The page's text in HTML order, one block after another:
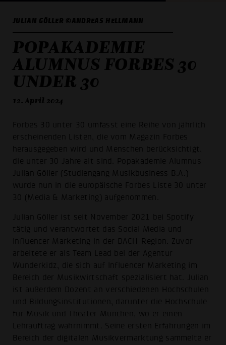
JULIAN GÖLLER ©ANDREAS HELLMANN
POPAKADEMIE
ALUMNUS FORBES 30
UNDER 30
12. April 2024
Forbes 30 unter 30 umfasst eine Reihe von jährlich
erscheinenden Listen, die vom Magazin Forbes
herausgegeben wird und Menschen berücksichtigt,
die unter 30 Jahre alt sind. Popakademie Alumnus
Julian Göller (Studiengang Musikbusiness B.A.)
wurde nun in die europäische Forbes Liste 30 unter
30 (Media & Marketing) aufgenommen.
Julian Göller ist seit November 2021 bei Spotify
tätig und verantwortet das Social Media und
Influencer Marketing in der DACH-Region. Zuvor
arbeitete er als Team Lead bei der Agentur
Wunderkidz, die sich auf Influencer Marketing im
Bereich der Musikwirtschaft spezialisiert hat. Julian
ist außerdem Dozent an verschiedenen Hochschulen
und Bildungsinstitutionen, darunter die Hochschule
für Musik und Theater München, wo er einen
Lehrauftrag wahrnimmt. Seine ersten Erfahrungen im
Bereich der digitalen Musikvermarktung sammelte er